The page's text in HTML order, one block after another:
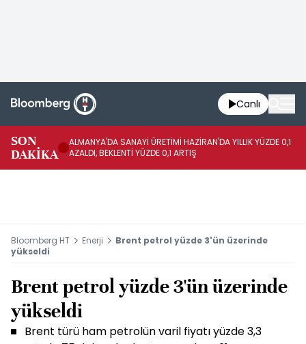
Canlı
SON
DAKİKA
ALMANYA'DA SANAYİ ÜRETİMİ HAZİRAN'DA YILLIK YÜZDE 0,1
AZALDI, BEKLENTİ YÜZDE 0,1 ARTIŞ
Bloomberg HT Enerji
Brent petrol yüzde 3'ün üzerinde
yükseldi
Brent petrol yüzde 3'ün üzerinde
yükseldi
Brent türü ham petrolün varil fiyatı yüzde 3,3